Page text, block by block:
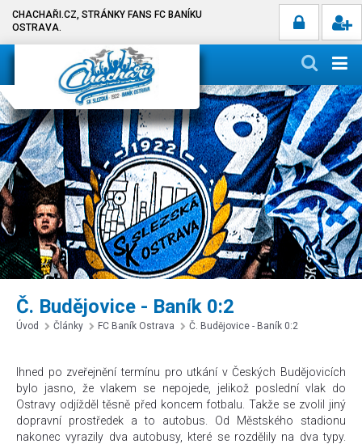
CHACHAŘI.CZ, STRÁNKY FANS FC BANÍKU
OSTRAVA.
Č. Budějovice - Baník 0:2
Úvod Články FC Baník Ostrava Č. Budějovice - Baník 0:2
Ihned po zveřejnění termínu pro utkání v Českých Budějovicích
bylo jasno, že vlakem se nepojede, jelikož poslední vlak do
Ostravy odjížděl těsně před koncem fotbalu. Takže se zvolil jiný
dopravní prostředek a to autobus. Od Městského stadionu
nakonec vyrazily dva autobusy, které se rozdělily na dva typy.